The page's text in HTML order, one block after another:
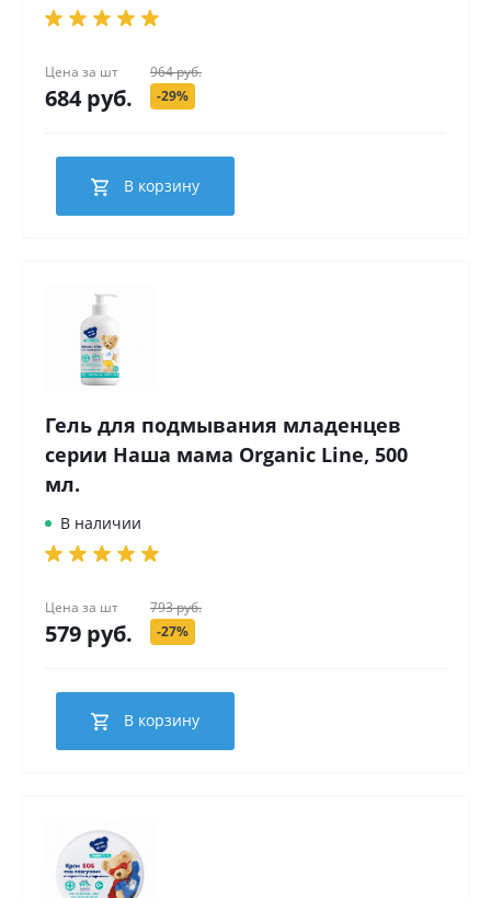
Цена за шт
684 руб.
964 руб.
-29%
В корзину
Гель для подмывания младенцев
серии Наша мама Organic Line, 500
мл.
В наличии
Цена за шт
579 руб.
793 руб.
-27%
В корзину